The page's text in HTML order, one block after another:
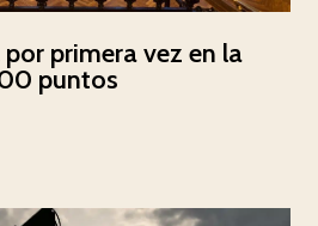
por primera vez en la
puntos